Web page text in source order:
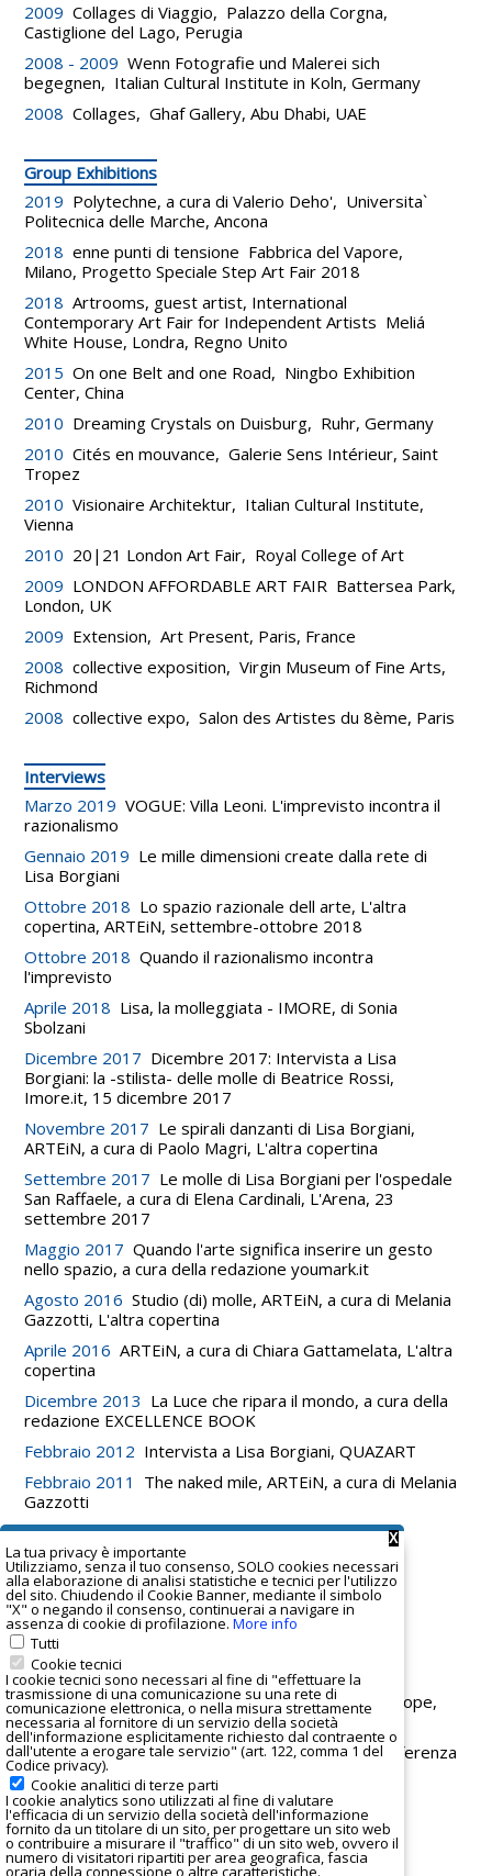
2009 Collages di Viaggio, Palazzo della Corgna,
Castiglione del Lago, Perugia
2008 - 2009 Wenn Fotografie und Malerei sich
begegnen, Italian Cultural Institute in Koln, Germany
2008 Collages, Ghaf Gallery, Abu Dhabi, UAE
Group Exhibitions
2019 Polytechne, a cura di Valerio Deho', Universita`
Politecnica delle Marche, Ancona
2018 enne punti di tensione Fabbrica del Vapore,
Milano, Progetto Speciale Step Art Fair 2018
2018 Artrooms, guest artist, International
Contemporary Art Fair for Independent Artists Meliá
White House, Londra, Regno Unito
2015 On one Belt and one Road, Ningbo Exhibition
Center, China
2010 Dreaming Crystals on Duisburg, Ruhr, Germany
2010 Cités en mouvance, Galerie Sens Intérieur, Saint
Tropez
2010 Visionaire Architektur, Italian Cultural Institute,
Vienna
2010 20|21 London Art Fair, Royal College of Art
2009 LONDON AFFORDABLE ART FAIR Battersea Park,
London, UK
2009 Extension, Art Present, Paris, France
2008 collective exposition, Virgin Museum of Fine Arts,
Richmond
2008 collective expo, Salon des Artistes du 8ème, Paris
Interviews
Marzo 2019 VOGUE: Villa Leoni. L'imprevisto incontra il
razionalismo
Gennaio 2019 Le mille dimensioni create dalla rete di
Lisa Borgiani
Ottobre 2018 Lo spazio razionale dell arte, L'altra
copertina, ARTEiN, settembre-ottobre 2018
Ottobre 2018 Quando il razionalismo incontra
l'imprevisto
Aprile 2018 Lisa, la molleggiata - IMORE, di Sonia
Sbolzani
Dicembre 2017 Dicembre 2017: Intervista a Lisa
Borgiani: la -stilista- delle molle di Beatrice Rossi,
Imore.it, 15 dicembre 2017
Novembre 2017 Le spirali danzanti di Lisa Borgiani,
ARTEiN, a cura di Paolo Magri, L'altra copertina
Settembre 2017 Le molle di Lisa Borgiani per l'ospedale
San Raffaele, a cura di Elena Cardinali, L'Arena, 23
settembre 2017
Maggio 2017 Quando l'arte significa inserire un gesto
nello spazio, a cura della redazione youmark.it
Agosto 2016 Studio (di) molle, ARTEiN, a cura di Melania
Gazzotti, L'altra copertina
Aprile 2016 ARTEiN, a cura di Chiara Gattamelata, L'altra
copertina
Dicembre 2013 La Luce che ripara il mondo, a cura della
redazione EXCELLENCE BOOK
Febbraio 2012 Intervista a Lisa Borgiani, QUAZART
Febbraio 2011
The naked mile, ARTEiN, a cura di Melania
Gazzotti
Febbraio 2011Il silenzio della pittura, KYOS
Collections
Universita' Politecnica delle Marche, Ancona, Italy -
Facolta' di Ingegneria
Ospedale San Raffaele, Milano, Italy
Foundation Memorial to the Murdered Jews of Europe,
Berlin
House of the Wannsee Conference/Villa de la Conferenza
di Wannsee, Berlin
Gruppo Industriale Cooperativo CCPL
Museo Ebraico di Bologna, Italy
X
La tua privacy è importante
Utilizziamo, senza il tuo consenso, SOLO cookies necessari
alla elaborazione di analisi statistiche e tecnici per l'utilizzo
del sito. Chiudendo il Cookie Banner, mediante il simbolo
"X" o negando il consenso, continuerai a navigare in
assenza di cookie di profilazione. More info
Tutti
Cookie tecnici
I cookie tecnici sono necessari al fine di "effettuare la
trasmissione di una comunicazione su una rete di
comunicazione elettronica, o nella misura strettamente
necessaria al fornitore di un servizio della società
dell'informazione esplicitamente richiesto dal contraente o
dall'utente a erogare tale servizio" (art. 122, comma 1 del
Codice privacy).
Cookie analitici di terze parti
I cookie analytics sono utilizzati al fine di valutare
l'efficacia di un servizio della società dell'informazione
fornito da un titolare di un sito, per progettare un sito web
o contribuire a misurare il "traffico" di un sito web, ovvero il
numero di visitatori ripartiti per area geografica, fascia
oraria della connessione o altre caratteristiche.